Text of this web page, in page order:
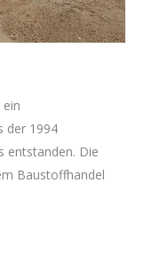
der 1994
entstanden. Die
Baustoffhandel